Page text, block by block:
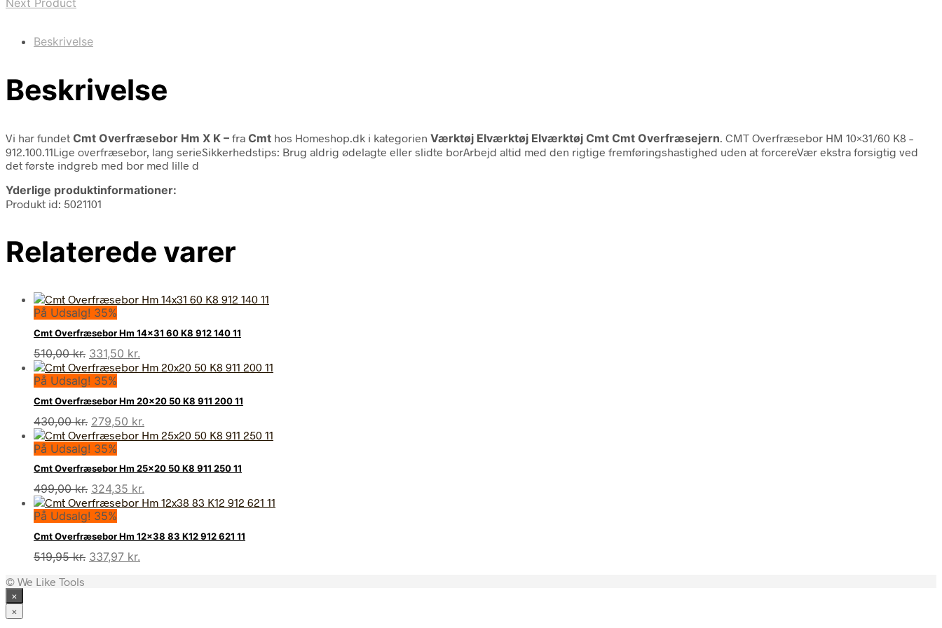
Beskrivelse
Beskrivelse
Vi har fundet Cmt Overfræsebor Hm X K – fra Cmt hos Homeshop.dk i kategorien Værktøj Elværktøj Elværktøj Cmt Cmt Overfræsejern . CMT Overfræsebor HM 10×31/60 K8 –
912.100.11Lige overfræsebor, lang serieSikkerhedstips: Brug aldrig ødelagte eller slidte borArbejd altid med den rigtige fremføringshastighed uden at forcereVær ekstra forsigtig ved
det første indgreb med bor med lille d
Yderlige produktinformationer:
Produkt id: 5021101
Relaterede varer
På Udsalg! 35%
Cmt Overfræsebor Hm 14×31 60 K8 912 140 11
510,00kr. Den
oprindelige
pris
var:
510,00 kr..
331,50 kr.
aktuelle
er:
331,50 kr..
På Udsalg! 35%
Cmt Overfræsebor Hm 20×20 50 K8 911 200 11
430,00kr. Den
oprindelige
pris
var:
430,00 kr..
279,50 kr.
aktuelle
er:
279,50 kr..
På Udsalg! 35%
Cmt Overfræsebor Hm 25×20 50 K8 911 250 11
499,00kr. Den
oprindelige
pris
var:
499,00 kr..
324,35 kr.
aktuelle
er:
324,35 kr..
På Udsalg! 35%
Cmt Overfræsebor Hm 12×38 83 K12 912 621 11
519,95kr. Den
337,97 kr.
© We Like Tools
×
×